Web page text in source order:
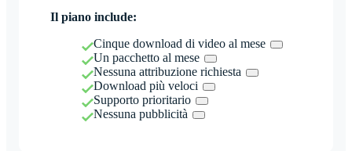
Il piano include:
Cinque download di video al mese
Un pacchetto al mese
Nessuna attribuzione richiesta
Download più veloci
Supporto prioritario
Nessuna pubblicità